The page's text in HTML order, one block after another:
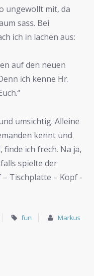
ungewollt mit, da
sass. Bei
ich in lachen aus:
auf den neuen
ich kenne Hr.
umsichtig. Alleine
kennt und
ich frech. Na ja,
spielte der
Tischplatte – Kopf -
fun
Markus